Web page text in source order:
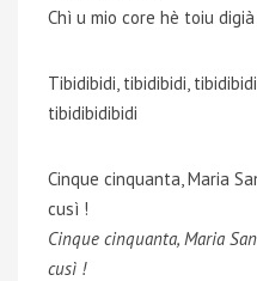
Chì u mio core hè toiu
Tibidibidi, tibidibidi,
tibidibidibidi
Cinque cinquanta, Maria
cusì !
Cinque cinquanta, Maria
cusì !